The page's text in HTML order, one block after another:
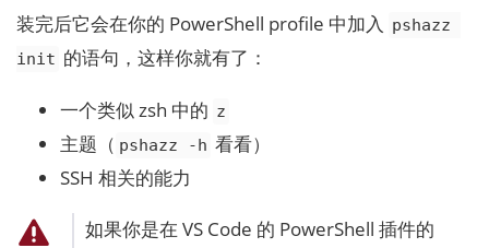
装完后它会在你的 PowerShell profile 中加入
pshazz
init 的语句，这样你就有了：
一个类似 zsh 中的 z
主题（ pshazz -h 看看）
SSH 相关的能力
如果你是在 VS Code 的 PowerShell 插件的